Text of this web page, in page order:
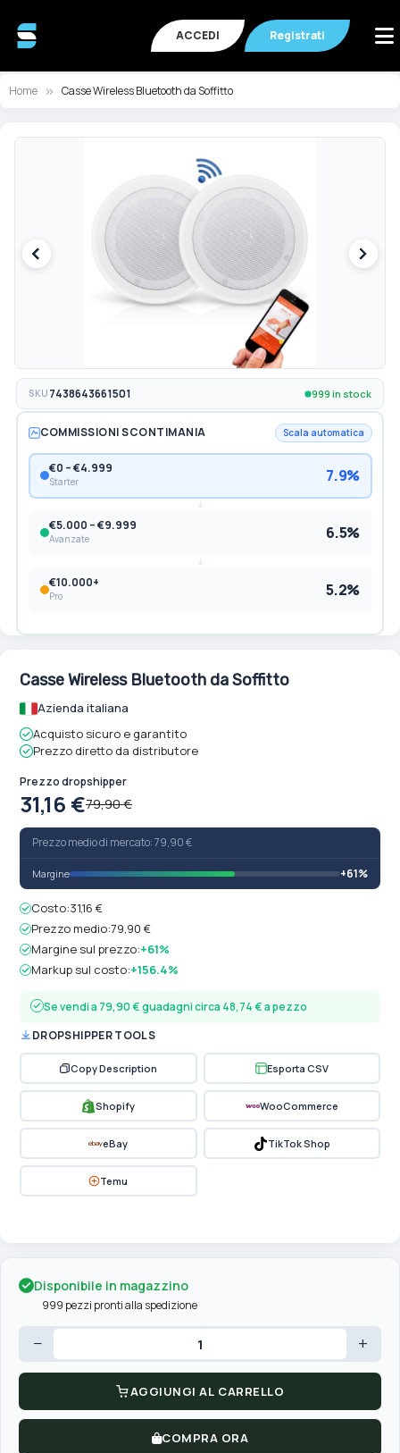
ACCEDI Registrati
Home Casse Wireless Bluetooth da Soffitto
Vai
immagini
Vai
SKU 7438643661501 999 in stock
COMMISSIONI SCONTIMANIA Scala automatica
€0 – €4.999
Starter 7.9%
€5.000 – €9.999
Avanzate 6.5%
€10.000+
Pro 5.2%
Casse Wireless Bluetooth da Soffitto
Azienda italiana
Acquisto sicuro e garantito
Prezzo diretto da distributore
Prezzo dropshipper
31,16 €79,90 €
Prezzo medio di mercato: 79,90 €
Margine +61%
Costo:31,16 €
Prezzo medio:79,90 €
Margine sul prezzo:+61%
Markup sul costo:+156.4%
Se vendi a 79,90 € guadagni circa 48,74 € a pezzo
DROPSHIPPER TOOLS
Copy Description Esporta CSV
Shopify WooCommerce
eBay TikTok Shop
Temu
Disponibile in magazzino
999 pezzi pronti alla spedizione
− +
AGGIUNGI AL CARRELLO
COMPRA ORA